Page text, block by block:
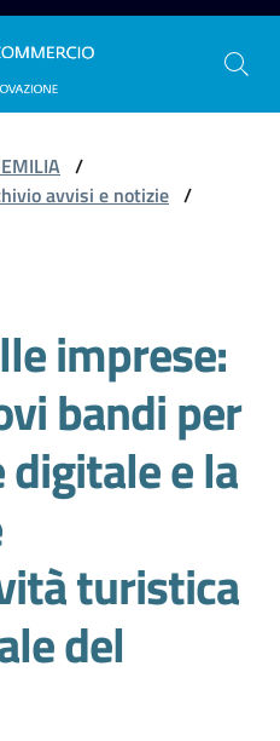
/
avvisi e notizie /
imprese:
bandi per
e la
turistica
del